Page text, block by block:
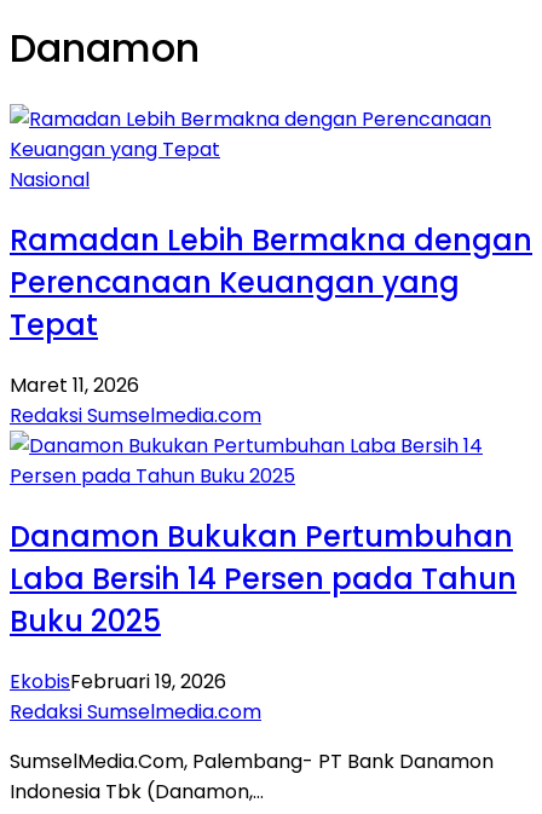
Danamon
Nasional
Ramadan Lebih Bermakna dengan
Perencanaan Keuangan yang
Tepat
Maret 11, 2026
Redaksi Sumselmedia.com
Danamon Bukukan Pertumbuhan
Laba Bersih 14 Persen pada Tahun
Buku 2025
EkobisFebruari 19, 2026
Redaksi Sumselmedia.com
SumselMedia.Com, Palembang- PT Bank Danamon
Indonesia Tbk (Danamon,…